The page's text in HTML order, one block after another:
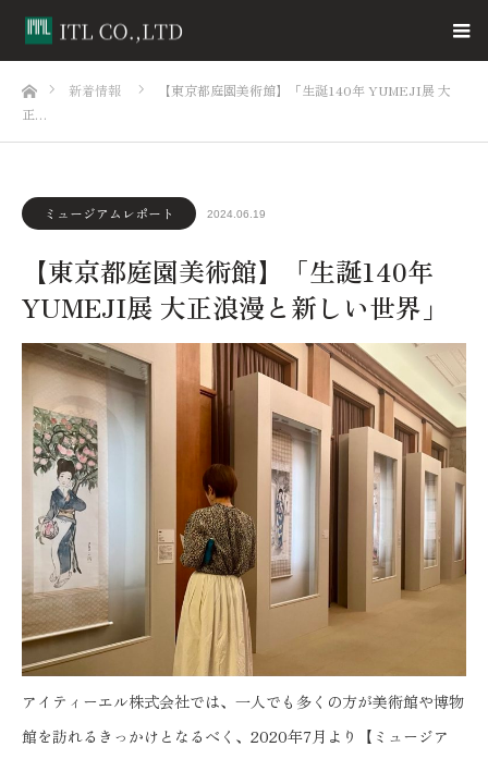
ホーム新着情報
【東京都庭園美術館】「生誕140年 YUMEJI展 大
正…
ミュージアムレポート 2024.06.19
【東京都庭園美術館】「生誕140年
YUMEJI展 大正浪漫と新しい世界」
アイティーエル株式会社では、一人でも多くの方が美術館や博物
館を訪れるきっかけとなるべく、2020年7月より【ミュージア